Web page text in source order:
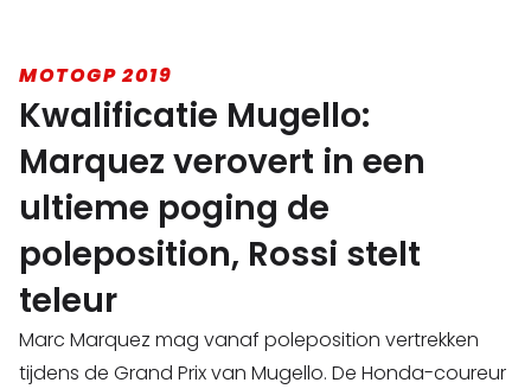
MOTOGP 2019
Kwalificatie Mugello:
Marquez verovert in een
ultieme poging de
poleposition, Rossi stelt
teleur
Marc Marquez mag vanaf poleposition vertrekken
tijdens de Grand Prix van Mugello. De Honda-coureur